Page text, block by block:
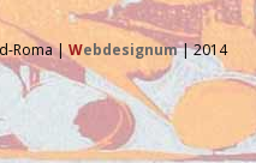
Roma |Webdesignum| 2014